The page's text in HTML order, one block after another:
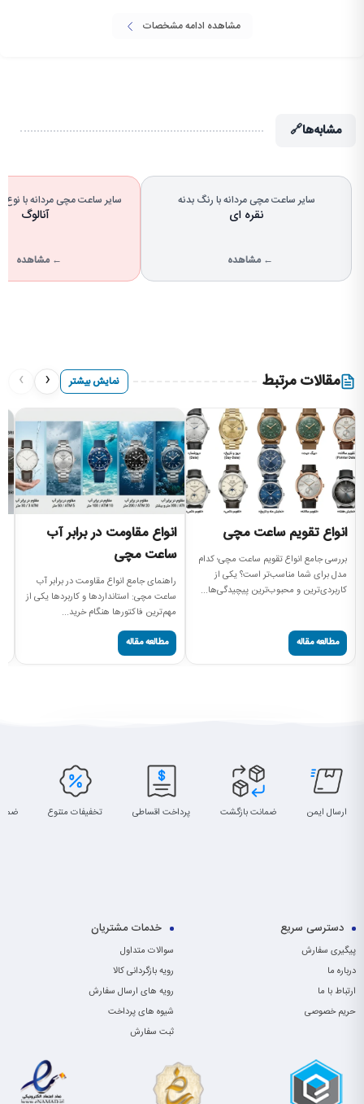
مشاهده ادامه مشخصات
مشابه‌ها🔗
سایر ساعت مچی مردانه با رنگ بدنه
نقره ای
← مشاهده
سایر ساعت مچی مردانه با
آنالوگ
← مشاهده
مقالات مرتبط نمایش بیشتر ‹
›
انواع تقویم ساعت مچی
بررسی جامع انواع تقویم ساعت مچی؛ کدام
مدل برای شما مناسب‌تر است؟ یکی از
کاربردی‌ترین و محبوب‌ترین پیچیدگی‌ها...
مطالعه مقاله
انواع مقاومت در برابر آب
ساعت مچی
راهنمای جامع انواع مقاومت در برابر آب
ساعت مچی: استانداردها و کاربردها یکی از
مهم‌ترین فاکتورها هنگام خرید...
مطالعه مقاله
ارسال ایمن ضمانت بازگشت پرداخت اقساطی تخفیفات متنوع
دسترسی سریع
پیگیری سفارش
درباره ما
ارتباط با ما
حریم خصوصی
خدمات مشتریان
سوالات متداول
رویه بازگردانی کالا
رویه های ارسال سفارش
شیوه های پرداخت
ثبت سفارش